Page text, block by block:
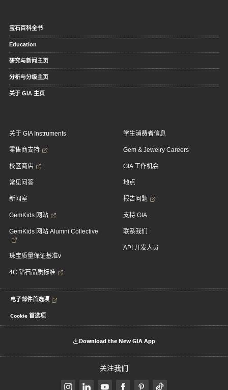
宝石百科全书
Education
研究与新闻主页
分析与分级主页
关于 GIA 主页
关于 GIA Instruments
零售商支持
校区商店
常见问答
新闻室
GemKids 网站
GemKids 网站 Alumni Collective
珠宝质量保证基准v
4C 钻石品质标准
学生消费者信息
Gem & Jewelry Careers
GIA 工作机会
地点
报告问题
支持 GIA
联系我们
API 开发人员
电子邮件首选项
Cookie 首选项
Download the New GIA App
关注我们